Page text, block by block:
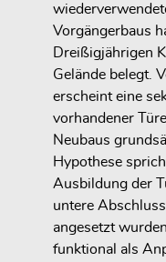
Vorgängerbaus
Dreißigjährigen
Gelände belegt.
erscheint eine
vorhandener
Neubaus
Hypothese
Ausbildung der
untere
angesetzt
funktional als